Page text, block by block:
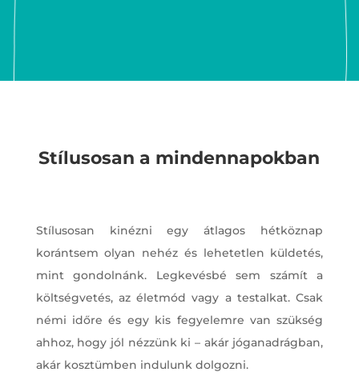
Stílusosan a mindennapokban
Stílusosan kinézni egy átlagos hétköznap
korántsem olyan nehéz és lehetetlen küldetés,
mint gondolnánk. Legkevésbé sem számít a
költségvetés, az életmód vagy a testalkat. Csak
némi időre és egy kis fegyelemre van szükség
ahhoz, hogy jól nézzünk ki – akár jóganadrágban,
akár kosztümben indulunk dolgozni.